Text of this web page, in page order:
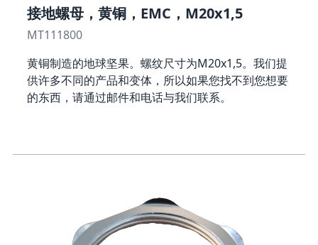
接地螺母，黄铜，EMC，M20x1,5
MT111800
黄铜制造的地球坚果。螺纹尺寸为M20x1,5。我们提
供许多不同的产品和变体，所以如果您找不到您想要
的东西，请通过邮件和电话与我们联系。